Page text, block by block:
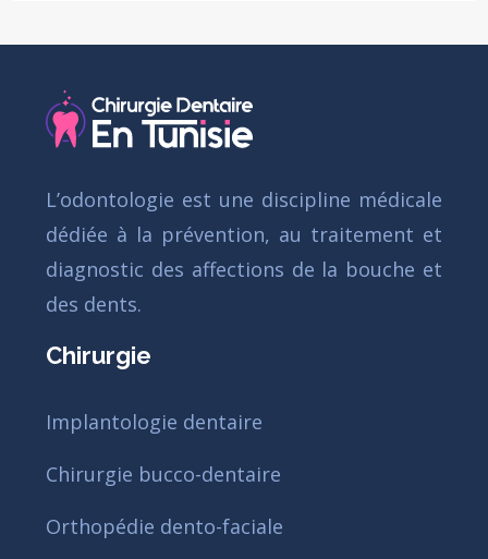
L’odontologie est une discipline médicale
dédiée à la prévention, au traitement et
diagnostic des affections de la bouche et
des dents.
Chirurgie
Implantologie dentaire
Chirurgie bucco-dentaire
Orthopédie dento-faciale